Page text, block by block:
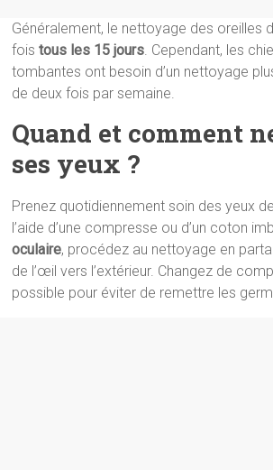
Généralement, le nettoyage des oreilles
foistous les 15 jours . Cependant, les
tombantes ont besoin d’un nettoyage
de deux fois par semaine.
Quand et comment
ses yeux ?
Prenez quotidiennement soin des yeux
l’aide d’une compresse ou d’un coton
oculaire, procédez au nettoyage en
de l’œil vers l’extérieur. Changez de
possible pour éviter de remettre les